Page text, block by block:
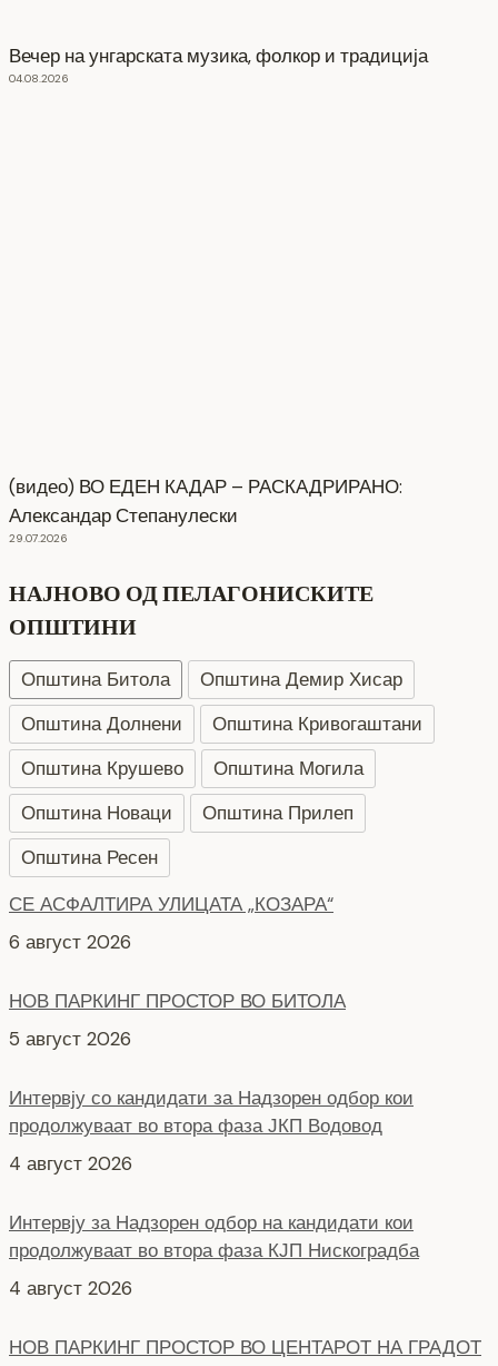
Вечер на унгарската музика, фолкор и традиција
04.08.2026
(видео) ВО ЕДЕН КАДАР – РАСКАДРИРАНО:
Александар Степанулески
29.07.2026
НАЈНОВО ОД ПЕЛАГОНИСКИТЕ
ОПШТИНИ
Општина Битола
Општина Демир Хисар
Општина Долнени
Општина Кривогаштани
Општина Крушево
Општина Могила
Општина Новаци
Општина Прилеп
Општина Ресен
НОВ ПАРКИНГ ПРОСТОР ВО БИТОЛА
5 август 2026
Интервју со кандидати за Надзорен одбор кои
продолжуваат во втора фаза ЈКП Водовод
Интервју за Надзорен одбор на кандидати кои
продолжуваат во втора фаза КЈП Нискоградба
НОВ ПАРКИНГ ПРОСТОР ВО ЦЕНТАРОТ НА ГРАДОТ
6 август 2026
СЕ АСФАЛТИРА УЛИЦАТА „КОЗАРА“